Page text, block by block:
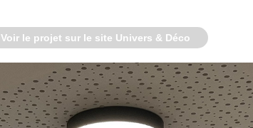
Voir le projet sur le site Univers & Déco